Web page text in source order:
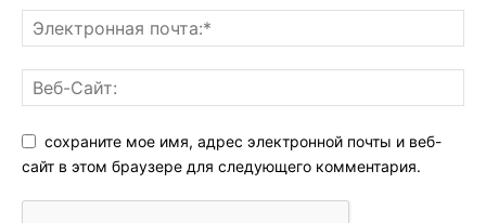
сохраните мое имя, адрес электронной почты и веб-
сайт в этом браузере для следующего комментария.